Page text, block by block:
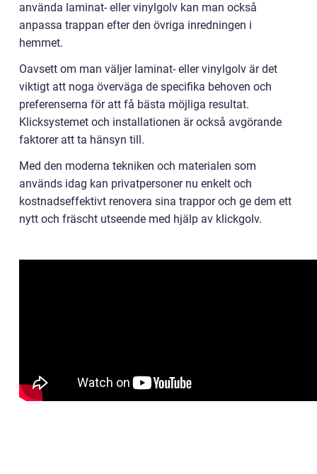
använda laminat- eller vinylgolv kan man också
anpassa trappan efter den övriga inredningen i
hemmet.
Oavsett om man väljer laminat- eller vinylgolv är det
viktigt att noga överväga de specifika behoven och
preferenserna för att få bästa möjliga resultat.
Klicksystemet och installationen är också avgörande
faktorer att ta hänsyn till.
Med den moderna tekniken och materialen som
används idag kan privatpersoner nu enkelt och
kostnadseffektivt renovera sina trappor och ge dem ett
nytt och fräscht utseende med hjälp av klickgolv.